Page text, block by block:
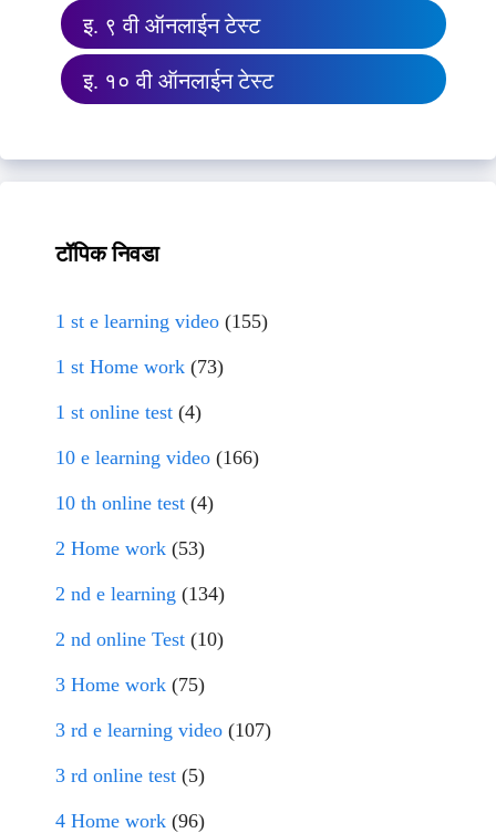
इ. ९ वी ऑनलाईन टेस्ट
इ. १० वी ऑनलाईन टेस्ट
टॉपिक निवडा
1 st e learning video (155)
1 st Home work (73)
1 st online test (4)
10 e learning video (166)
10 th online test (4)
2 Home work (53)
2 nd e learning (134)
2 nd online Test (10)
3 Home work (75)
3 rd e learning video (107)
3 rd online test (5)
4 Home work (96)